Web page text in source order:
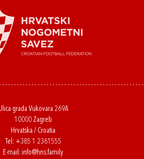
grada Vukovara 269A
10000 Zagreb
Hrvatska / Croatia
Tel: +385 1 2361555
E-mail: info@hns.family